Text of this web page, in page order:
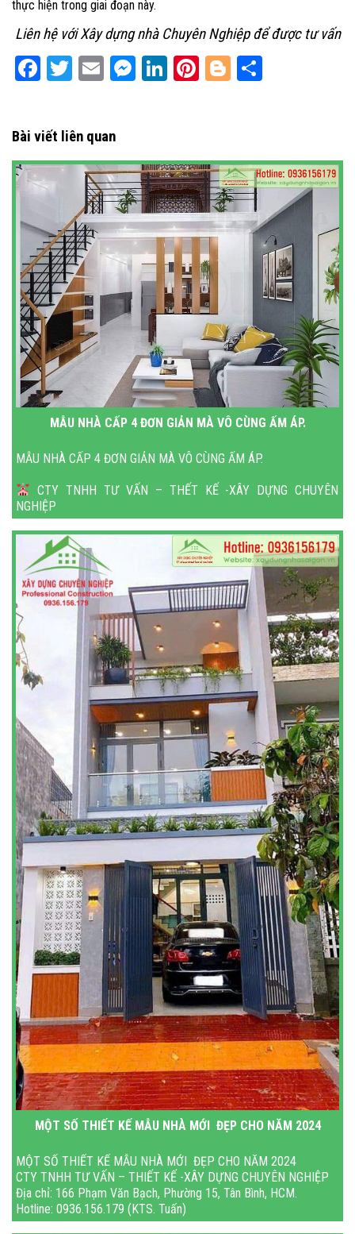
thực hiện trong giai đoạn này.
Liên hệ với Xây dựng nhà Chuyên Nghiệp để được tư vấn
Facebook
Twitter
EmailMessenger
LinkedIn
Pinterest
Blogger
Bài viết liên quan
MẪU NHÀ CẤP 4 ĐƠN GIẢN MÀ VÔ CÙNG ẤM ÁP.
MẪU NHÀ CẤP 4 ĐƠN GIẢN MÀ VÔ CÙNG ẤM ÁP.
CTY TNHH TƯ VẤN – THẾT KẾ -XÂY DỰNG CHUYÊN
NGHIỆP
Địa chỉ: 166 Phạm Văn Bạch, Phường 15, Tân Bình, HCM.
Hotline: 0936.156.179 ( KTS. Tuấn )
MỘT SỐ THIẾT KẾ MẪU NHÀ MỚI ĐẸP CHO NĂM 2024
MỘT SỐ THIẾT KẾ MẪU NHÀ MỚI ĐẸP CHO NĂM 2024
CTY TNHH TƯ VẤN – THIẾT KẾ -XÂY DỰNG CHUYÊN NGHIỆP
Địa chỉ: 166 Phạm Văn Bạch, Phường 15, Tân Bình, HCM.
Hotline: 0936.156.179 (KTS. Tuấn)
Gmail: xaydungnhasaigon1@gma